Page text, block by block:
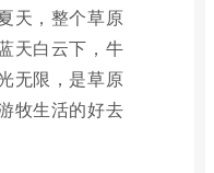
天，整个草原
天白云下，牛
无限，是草原
牧生活的好去